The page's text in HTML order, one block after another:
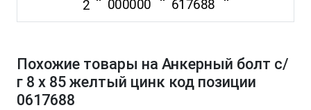
Похожие товары на Анкерный болт с/
г 8 х 85 желтый цинк код позиции
0617688